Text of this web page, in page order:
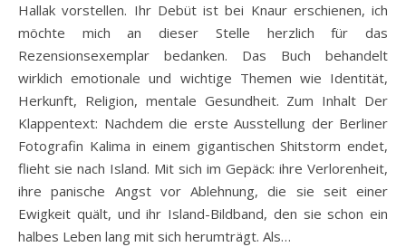
Hallak vorstellen. Ihr Debüt ist bei Knaur erschienen, ich
möchte mich an dieser Stelle herzlich für das
Rezensionsexemplar bedanken. Das Buch behandelt
wirklich emotionale und wichtige Themen wie Identität,
Herkunft, Religion, mentale Gesundheit. Zum Inhalt Der
Klappentext: Nachdem die erste Ausstellung der Berliner
Fotografin Kalima in einem gigantischen Shitstorm endet,
flieht sie nach Island. Mit sich im Gepäck: ihre Verlorenheit,
ihre panische Angst vor Ablehnung, die sie seit einer
Ewigkeit quält, und ihr Island-Bildband, den sie schon ein
halbes Leben lang mit sich herumträgt. Als…